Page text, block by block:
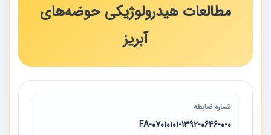
مطالعات هیدرولوژیکی حوضه‌های
آبریز
شماره ضابطه
07010101-1392-0646-0-0-FA